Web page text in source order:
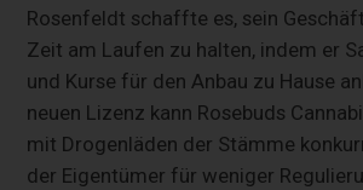
Rosenfeldt schaffte es, sein
Zeit am Laufen zu halten, indem er
und Kurse für den Anbau zu Hause
neuen Lizenz kann Rosebuds
mit Drogenläden der Stämme
der Eigentümer für weniger